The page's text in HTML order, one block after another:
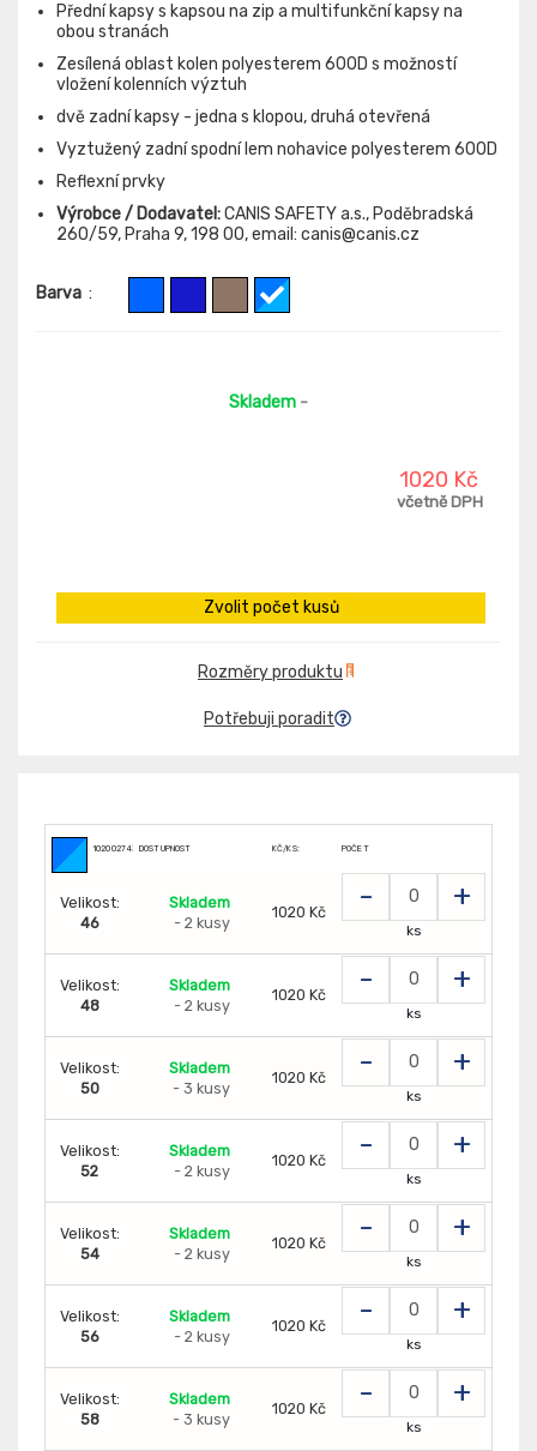
Přední kapsy s kapsou na zip a multifunkční kapsy na
obou stranách
Zesílená oblast kolen polyesterem 600D s možností
vložení kolenních výztuh
dvě zadní kapsy - jedna s klopou, druhá otevřená
Vyztužený zadní spodní lem nohavice polyesterem 600D
Reflexní prvky
Výrobce / Dodavatel:CANIS SAFETY a.s., Poděbradská
260/59, Praha 9, 198 00, email: canis@canis.cz
Barva :
Skladem -
1020 Kč
včetně DPH
Zvolit počet kusů
Rozměry produktu
Potřebuji poradit
1020027435DOSTUPNOST KČ/KS: POČET
Velikost:
46
Skladem
- 2 kusy
1020 Kč - +
ks
Velikost:
48
Skladem
- 2 kusy
1020 Kč - +
ks
Velikost:
50
Skladem
- 3 kusy
1020 Kč - +
ks
Velikost:
52
Skladem
- 2 kusy
1020 Kč - +
ks
Velikost:
54
Skladem
- 2 kusy
1020 Kč - +
ks
Velikost:
56
Skladem
- 2 kusy
1020 Kč - +
ks
Velikost:
58
Skladem
- 3 kusy
1020 Kč - +
ks